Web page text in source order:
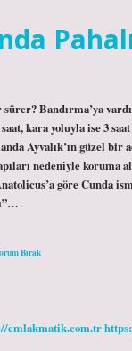
sürer? Bandırma’ya
kara yoluyla ise 3
Ayvalık’ın güzel bir
nedeniyle koruma
göre Cunda
Bırak
emlakmatik.com.tr